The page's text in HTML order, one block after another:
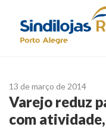
13 de março de 2014
Varejo reduz
com